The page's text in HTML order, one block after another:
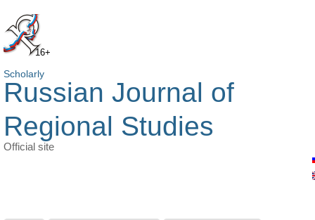
16+
Scholarly
Russian Journal of
Regional Studies
Official site